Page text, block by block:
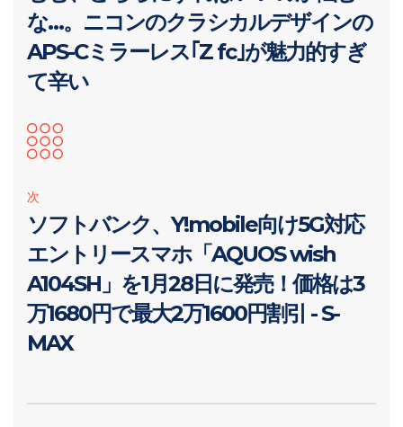
な…。ニコンのクラシカルデザインの
APS-Cミラーレス｢Z fc｣が魅力的すぎ
て辛い
次
ソフトバンク、Y!mobile向け5G対応
エントリースマホ「AQUOS wish
A104SH」を1月28日に発売！価格は3
万1680円で最大2万1600円割引 - S-
MAX